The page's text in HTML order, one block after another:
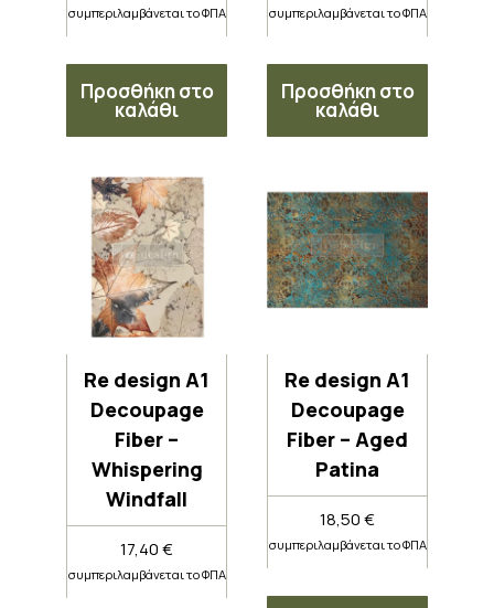
συμπεριλαμβάνεται το ΦΠΑ
Προσθήκη στο
καλάθι
συμπεριλαμβάνεται το ΦΠΑ
Προσθήκη στο
καλάθι
Re design A1
Decoupage
Fiber –
Whispering
Windfall
17,40€
συμπεριλαμβάνεται το ΦΠΑ
Re design A1
Decoupage
Fiber – Aged
Patina
18,50€
συμπεριλαμβάνεται το ΦΠΑ